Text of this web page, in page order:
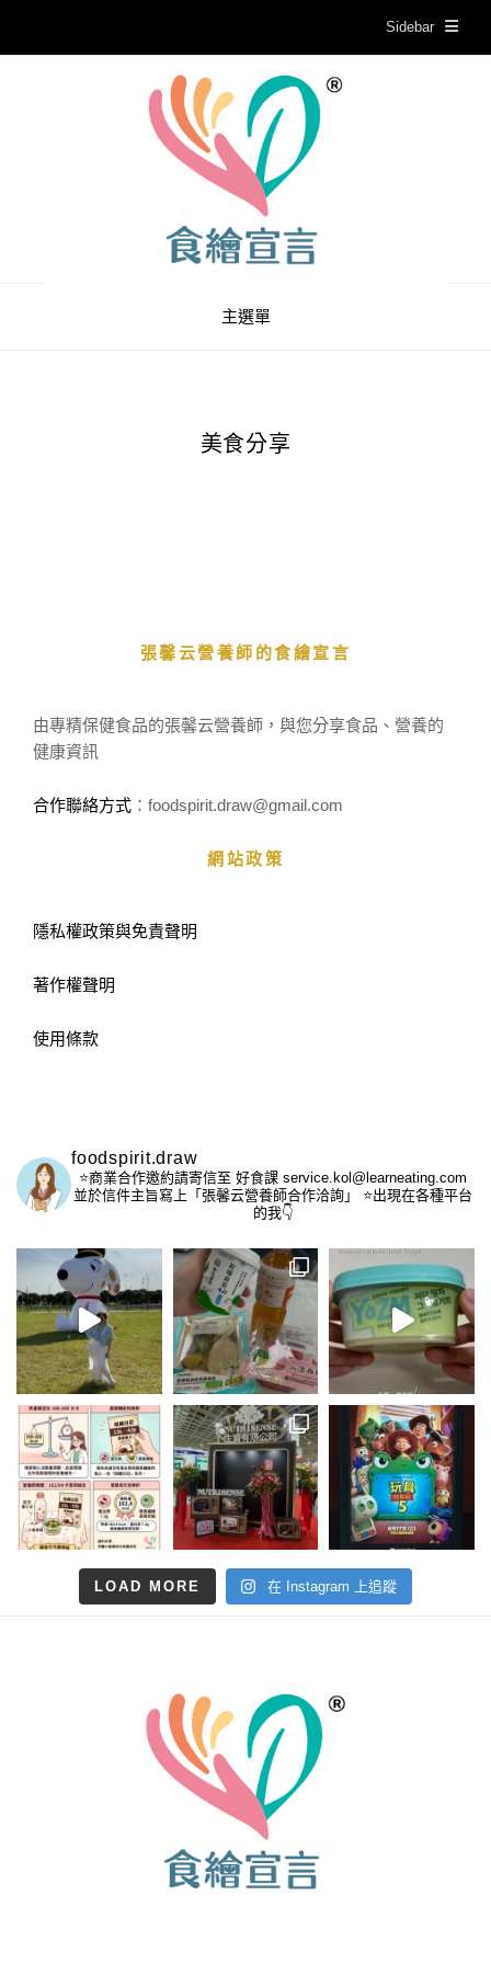
Sidebar
主選單
美食分享
張馨云營養師的食繪宣言
由專精保健食品的張馨云營養師，與您分享食品、營養的
健康資訊
合作聯絡方式 ：foodspirit.draw@gmail.com
網站政策
隱私權政策與免責聲明
著作權聲明
使用條款
foodspirit.draw
⭐️商業合作邀約請寄信至 好食課 service.kol@learneating.com
並於信件主旨寫上「張馨云營養師合作洽詢」
⭐️出現在各種平台
的我👇
LOAD MORE 在 Instagram 上追蹤